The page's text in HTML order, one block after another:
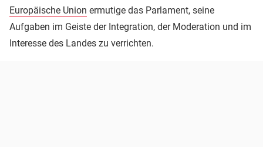
Europäische Union ermutige das Parlament, seine
Aufgaben im Geiste der Integration, der Moderation und im
Interesse des Landes zu verrichten.